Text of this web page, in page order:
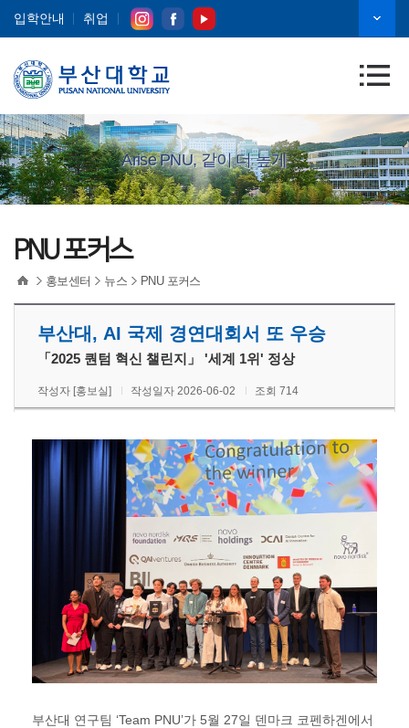
입학안내 취업
Arise PNU, 같이 더 높게
PNU 포커스
홍보센터 뉴스 PNU 포커스
부산대, AI 국제 경연대회서 또 우승
「2025 퀀텀 혁신 챌린지」 '세계 1위' 정상
작성자 [홍보실] 작성일자 2026-06-02 조회 714
부산대 연구팀 ‘Team PNU’가 5월 27일 덴마크 코펜하겐에서